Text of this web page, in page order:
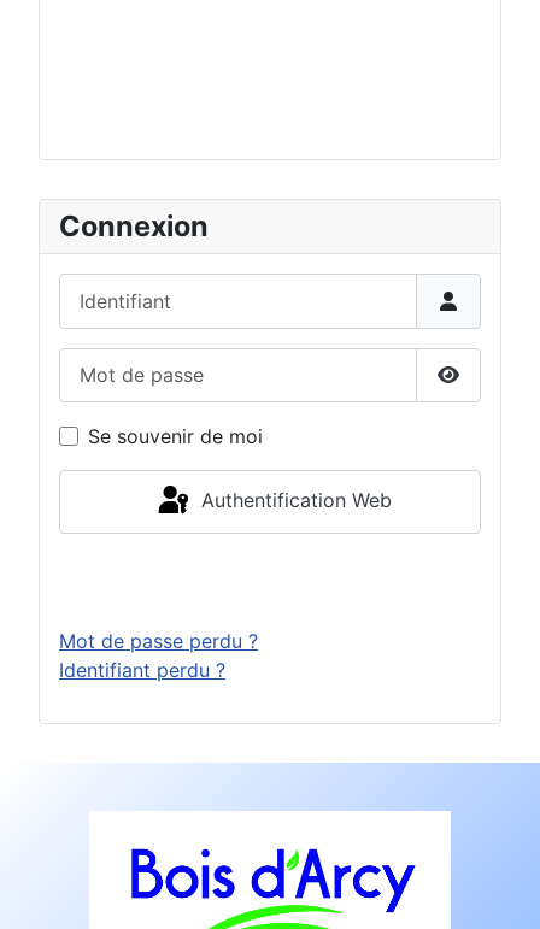
Connexion
Afficher
Se souvenir de moi
Authentification Web
Mot de passe perdu ?
Identifiant perdu ?